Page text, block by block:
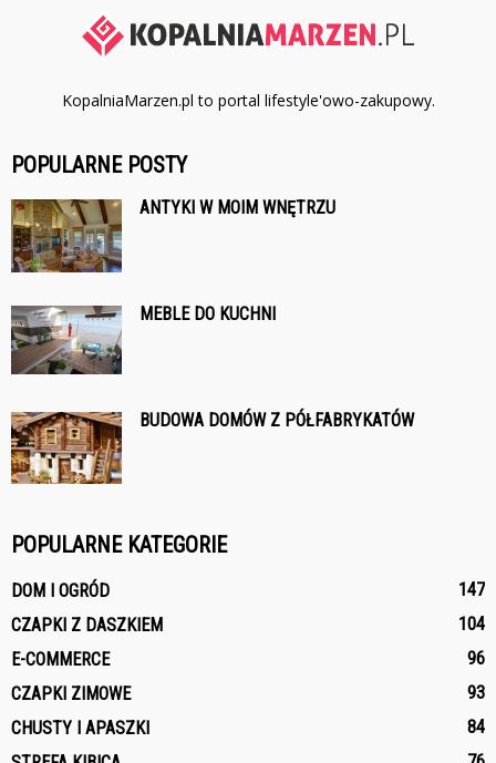
KopalniaMarzen.pl to portal lifestyle'owo-zakupowy.
POPULARNE POSTY
ANTYKI W MOIM WNĘTRZU
MEBLE DO KUCHNI
BUDOWA DOMÓW Z PÓŁFABRYKATÓW
POPULARNE KATEGORIE
DOM I OGRÓD
147
CZAPKI Z DASZKIEM
104
E-COMMERCE
96
CZAPKI ZIMOWE
93
CHUSTY I APASZKI
84